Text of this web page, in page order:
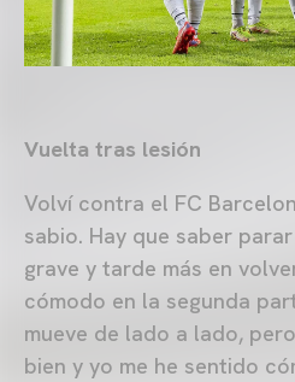
Vuelta tras lesión
Volví contra el FC
sabio. Hay que saber
grave y tarde más en
cómodo en la segunda
mueve de lado a lado,
bien y yo me he sentido